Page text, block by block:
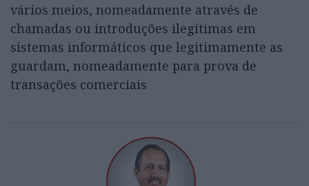
vários meios, nomeadamente através de
chamadas ou introduções ilegítimas em
sistemas informáticos que legitimamente as
guardam, nomeadamente para prova de
transações comerciais